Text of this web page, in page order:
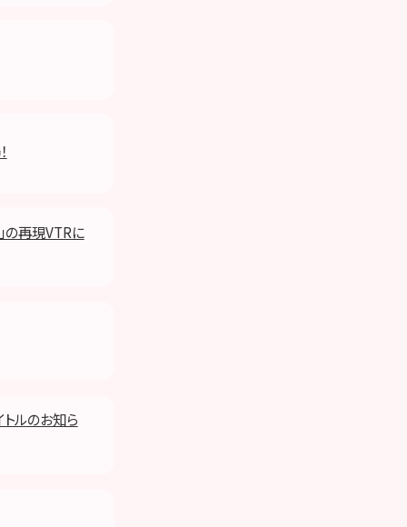
の再現VTRに
ルのお知ら